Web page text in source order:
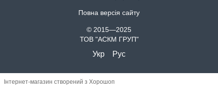
Повна версія сайту
© 2015—2025
ТОВ "АСКМ ГРУП"
Укр Рус
Інтернет-магазин створений з Хорошоп